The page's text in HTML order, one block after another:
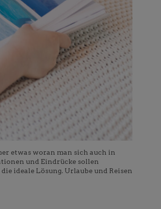
etwas woran man sich auch in
und Eindrücke sollen
ideale Lösung. Urlaube und Reisen